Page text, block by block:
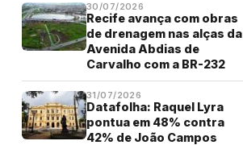
30/07/2026
Recife avança com obras
de drenagem nas alças da
Avenida Abdias de
Carvalho com a BR-232
31/07/2026
Datafolha: Raquel Lyra
pontua em 48% contra
42% de João Campos